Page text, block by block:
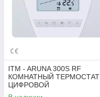
ITM - ARUNA 300S RF
КОМНАТНЫЙ ТЕРМОСТАТ
ЦИФРОВОЙ
ПРОГРАММИРУЕМЫЙ -